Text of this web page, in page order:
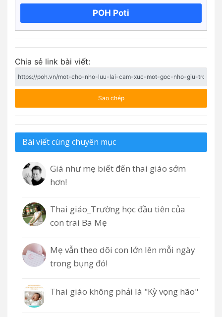
POH Poti
Chia sẻ link bài viết:
Sao chép
Bài viết cùng chuyên mục
Giá như mẹ biết đến thai giáo sớm
hơn!
Thai giáo_Trường học đầu tiên của
con trai Ba Mẹ
Mẹ vẫn theo dõi con lớn lên mỗi ngày
trong bụng đó!
Thai giáo không phải là "Kỳ vọng hão"